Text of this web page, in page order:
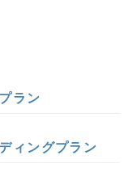
ラン
ィングプラン